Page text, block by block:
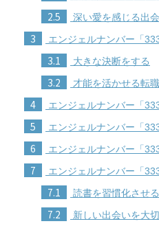
2.5 深い愛を感じる出
3 エンジェルナンバー「
3.1 大きな決断をする
3.2 才能を活かせる転
4 エンジェルナンバー「
5 エンジェルナンバー「
6 エンジェルナンバー「
7 エンジェルナンバー「
7.1 読書を習慣化させる
7.2 新しい出会いを大